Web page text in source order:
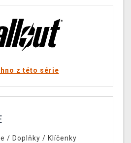
z této série
/ Doplňky / Klíčenky